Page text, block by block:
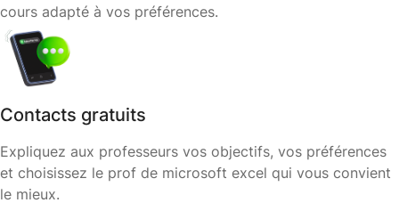
cours adapté à vos préférences.
Contacts gratuits
Expliquez aux professeurs vos objectifs, vos préférences
et choisissez le prof de microsoft excel qui vous convient
le mieux.